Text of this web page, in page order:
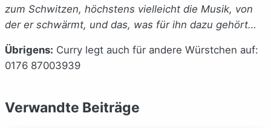
zum Schwitzen, höchstens vielleicht die Musik, von
der er schwärmt, und das, was für ihn dazu gehört…
Übrigens: Curry legt auch für andere Würstchen auf:
0176 87003939
Verwandte Beiträge